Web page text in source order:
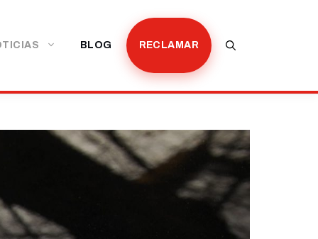
BLOG RECLAMAR